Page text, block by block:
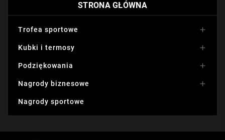
STRONA GŁÓWNA
Trofea sportowe 
Kubki i termosy 
Podziękowania 
Nagrody biznesowe 
Nagrody sportowe